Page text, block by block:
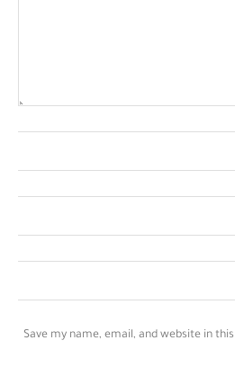
Save my name, email, and website in